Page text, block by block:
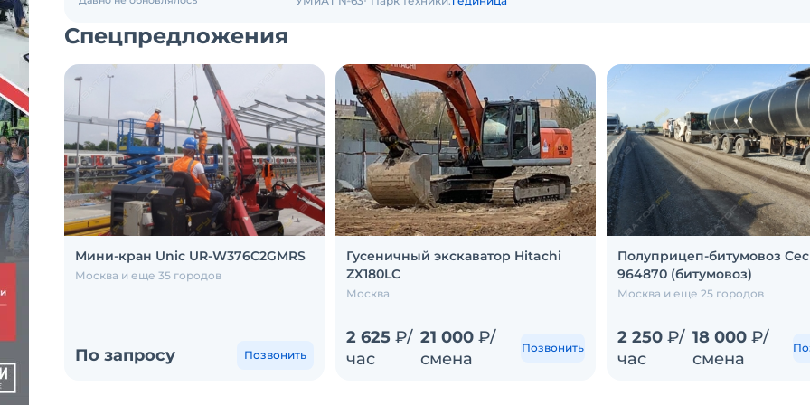
Спецпредложения
Мини-кран Unic UR-W376C2GMRS
Москва и еще 35 городов
По запросу Позвонить
Гусеничный экскаватор Hitachi
ZX180LC
Москва
2 625 ₽/
час
21 000₽/
смена
Позвонить
Полуприцеп-битумовоз
964870 (битумовоз)
Москва и еще 25 городов
2 250 ₽/
час
18 000 ₽/
смена